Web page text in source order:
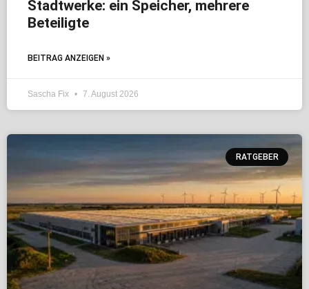
Stadtwerke: ein Speicher, mehrere
Beteiligte
BEITRAG ANZEIGEN »
Sascha Fix 7. August 2026
RATGEBER